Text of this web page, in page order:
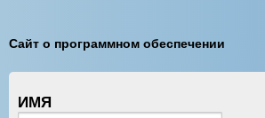
Сайт о программном обеспечении
ИМЯ